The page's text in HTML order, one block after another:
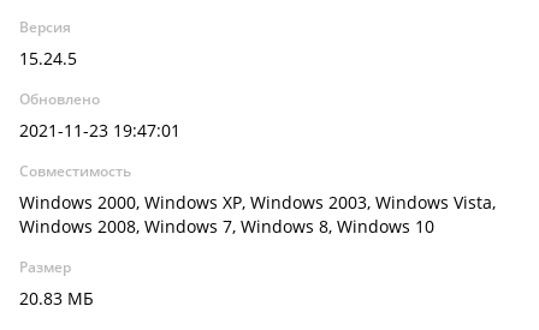
Версия
15.24.5
Обновлено
2021-11-23 19:47:01
Совместимость
Windows 2000, Windows XP, Windows 2003, Windows Vista,
Windows 2008, Windows 7, Windows 8, Windows 10
Размер
20.83 МБ